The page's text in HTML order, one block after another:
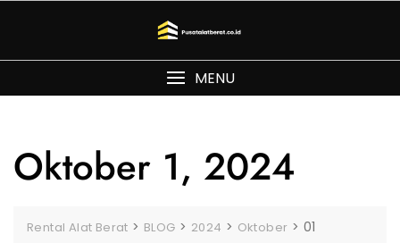
MENU
Oktober 1, 2024
Rental Alat Berat > BLOG > 2024 > Oktober > 01